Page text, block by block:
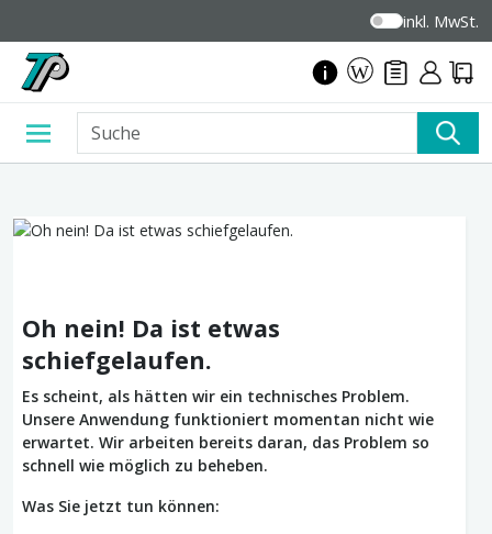
inkl. MwSt.
Oh nein! Da ist etwas
schiefgelaufen.
Es scheint, als hätten wir ein technisches Problem.
Unsere Anwendung funktioniert momentan nicht wie
erwartet. Wir arbeiten bereits daran, das Problem so
schnell wie möglich zu beheben.
Was Sie jetzt tun können: